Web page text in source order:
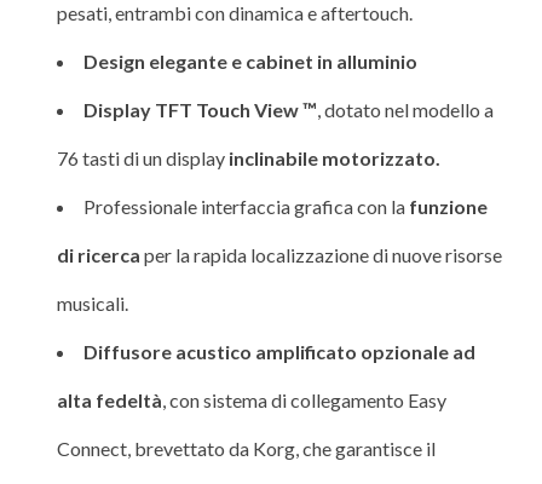
pesati, entrambi con dinamica e aftertouch.
Design elegante e cabinet in alluminio
Display TFT Touch View ™, dotato nel modello a
76 tasti di un display inclinabile motorizzato.
Professionale interfaccia grafica con la funzione
di ricerca per la rapida localizzazione di nuove risorse
musicali.
Diffusore acustico amplificato opzionale ad
alta fedeltà, con sistema di collegamento Easy
Connect, brevettato da Korg, che garantisce il